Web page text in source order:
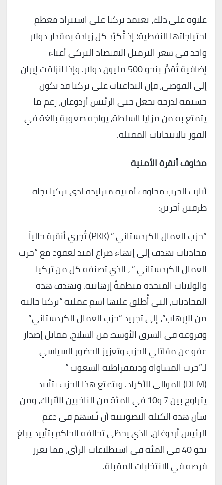
علاوة على ذلك، تعتمد تركيا على استيراد معظم
احتياجاتها النفطية؛ إذ تُكبّد كل زيادة بمقدار دولار
واحد في سعر البرميل الاقتصاد التركي أعباء
إضافية تُقدَّر بنحو 500 مليون دولار. وإذا انزلقت إيران
إلى الفوضى، فإن التداعيات على تركيا قد تكون
جسيمة لدرجة تجعل حتى الرئيس أردوغان، رغم ما
يتمتع به من مزايا السلطة، يواجه صعوبة بالغة في
الفوز بالانتخابات المقبلة.
مخاوف أنقرة الأمنية
أثارت الحرب مخاوف أمنية متزايدة لدى تركيا تجاه
طرفين آخرين:
“حزب العمال الكردستاني ” (PKK) تُجري أنقرة حالياً
محادثات تهدف إلى إنهاء صراع امتد لعقود مع “حزب
العمال الكردستاني ” ، الذي تصنفه كل من تركيا
والولايات المتحدة منظمةً إرهابية. وتهدف هذه
المحادثات، التي أُطلق عليها اسم عملية “تركيا خالية
من الإرهاب”، إلى تجريد “حزب العمال الكردستاني”
وفروعه في الشرق الأوسط من السلاح، مقابل إصدار
عفو عن مقاتلي الحزب وتعزيز الحضور السياسي
لـ”حزب المساواة وديمقراطية الشعوب ”
(DEM) الموالي للأكراد. ويتمتع هذا الحزب بتأييد
يتراوح بين 7 و10 في المئة من الناخبين الأتراك، ومن
شأن هذه الكتلة التصويتية أن تُـسهم في دعم
الرئيس أردوغان، الذي يحظى تحالفه الحاكم بتأييد يبلغ
نحو 40 في المئة في استطلاعات الرأي، مما يعزز
فرصه في الانتخابات المقبلة.